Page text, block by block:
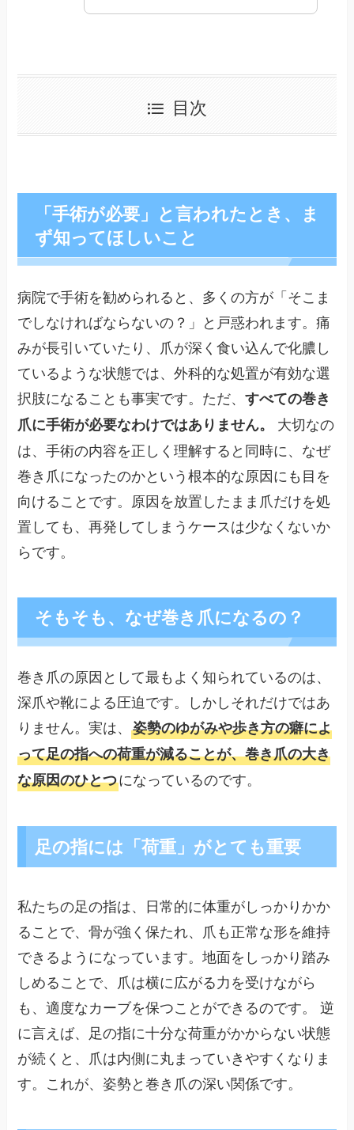
目次
「手術が必要」と言われたとき、ま
ず知ってほしいこと
病院で手術を勧められると、多くの方が「そこま
でしなければならないの？」と戸惑われます。痛
みが長引いていたり、爪が深く食い込んで化膿し
ているような状態では、外科的な処置が有効な選
択肢になることも事実です。ただ、すべての巻き
爪に手術が必要なわけではありません。
大切なの
は、手術の内容を正しく理解すると同時に、なぜ
巻き爪になったのかという根本的な原因にも目を
向けることです。原因を放置したまま爪だけを処
置しても、再発してしまうケースは少なくないか
らです。
そもそも、なぜ巻き爪になるの？
巻き爪の原因として最もよく知られているのは、
深爪や靴による圧迫です。しかしそれだけではあ
りません。実は、姿勢のゆがみや歩き方の癖によ
って足の指への荷重が減ることが、巻き爪の大き
な原因のひとつになっているのです。
足の指には「荷重」がとても重要
私たちの足の指は、日常的に体重がしっかりかか
ることで、骨が強く保たれ、爪も正常な形を維持
できるようになっています。地面をしっかり踏み
しめることで、爪は横に広がる力を受けながら
も、適度なカーブを保つことができるのです。 逆
に言えば、足の指に十分な荷重がかからない状態
が続くと、爪は内側に丸まっていきやすくなりま
す。これが、姿勢と巻き爪の深い関係です。